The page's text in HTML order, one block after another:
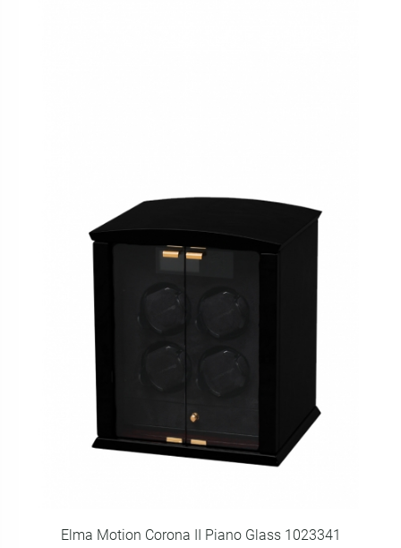
Elma Motion Corona II Piano Glass 1023341